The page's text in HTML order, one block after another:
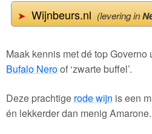
➤Wijnbeurs.nl(levering in
Maak kennis met dé top Governo
Bufalo Neroof ‘zwarte buffel’.
Deze prachtige rode wijn is een
én lekkerder dan menig Amarone.